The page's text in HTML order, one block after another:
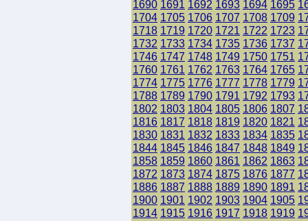
1690 1691 1692 1693 1694 1695
1704 1705 1706 1707 1708 1709
1718 1719 1720 1721 1722 1723
1732 1733 1734 1735 1736 1737
1746 1747 1748 1749 1750 1751
1760 1761 1762 1763 1764 1765
1774 1775 1776 1777 1778 1779
1788 1789 1790 1791 1792 1793
1802 1803 1804 1805 1806 1807
1816 1817 1818 1819 1820 1821
1830 1831 1832 1833 1834 1835
1844 1845 1846 1847 1848 1849
1858 1859 1860 1861 1862 1863
1872 1873 1874 1875 1876 1877
1886 1887 1888 1889 1890 1891
1900 1901 1902 1903 1904 1905
1914 1915 1916 1917 1918 1919